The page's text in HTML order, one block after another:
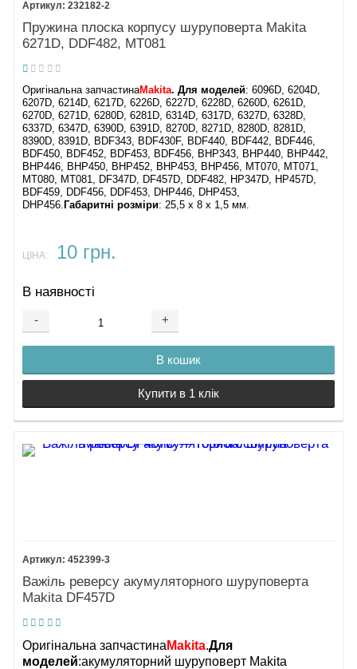
232182-2
Пружина плоска корпусу шуруповерта Makita
6271D, DDF482, MT081
Оригінальна запчастинаMakita. Для моделей: 6096D, 6204D,
6207D, 6214D, 6217D, 6226D, 6227D, 6228D, 6260D, 6261D,
6270D, 6271D, 6280D, 6281D, 6314D, 6317D, 6327D, 6328D,
6337D, 6347D, 6390D, 6391D, 8270D, 8271D, 8280D, 8281D,
8390D, 8391D, BDF343, BDF430F, BDF440, BDF442, BDF446,
BDF450, BDF452, BDF453, BDF456, BHP343, BHP440, BHP442,
BHP446, BHP450, BHP452, BHP453, BHP456, MT070, MT071,
MT080, MT081, DF347D, DF457D, DDF482, HP347D, HP457D,
BDF459, DDF456, DDF453, DHP446, DHP453,
DHP456. Габаритні розміри: 25,5 х 8 х 1,5 мм.
ЦІНА: 10 грн.
В наявності
- +
В кошик
Купити в 1 клік
452399-3
Важіль реверсу акумуляторного шуруповерта
Makita DF457D
Оригінальна запчастина Makita.Для
моделей:акумуляторний шуруповерт Makita